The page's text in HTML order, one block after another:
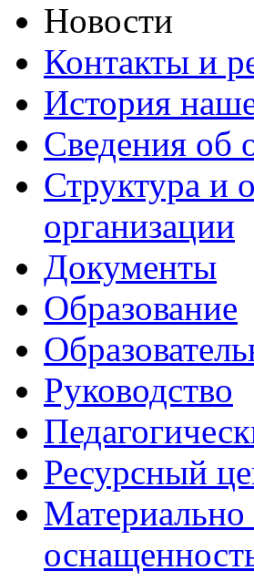
Новости
Контакты и
История
Сведения об
Структура и
организации
Документы
Образование
Руководство
Ресурсный
Материально